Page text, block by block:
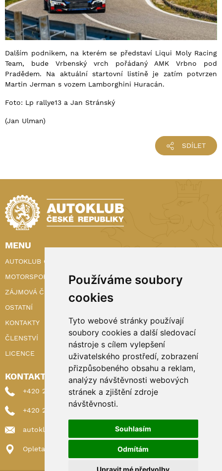
Používáme soubory
cookies
Tyto webové stránky používají
soubory cookies a další sledovací
nástroje s cílem vylepšení
uživatelského prostředí, zobrazení
přizpůsobeného obsahu a reklam,
analýzy návštěvnosti webových
stránek a zjištění zdroje
návštěvnosti.
Souhlasím
Odmítám
Upravit mé předvolby
Dalším podnikem, na kterém se představí Liqui Moly Racing
Team, bude Vrbenský vrch pořádaný AMK Vrbno pod
Pradědem. Na aktuální startovní listině je zatím potvrzen
Martin Jerman s vozem Lamborghini Huracán.
Foto: Lp rallye13 a Jan Stránský
(Jan Ulman)
SDÍLET
MENU
AUTOKLUB ČR
MOTORSPORT
ZÁJMOVÁ ČINNOST
OSTATNÍ
KONTAKTY
ČLENSTVÍ
LICENCE
KONTAKTY
+420 222 898 224 (sekretariat)
+420 222 898 221 (členství)
autoklub@autoklub.cz
Opletalova 1337/29, 110 00 Praha 1